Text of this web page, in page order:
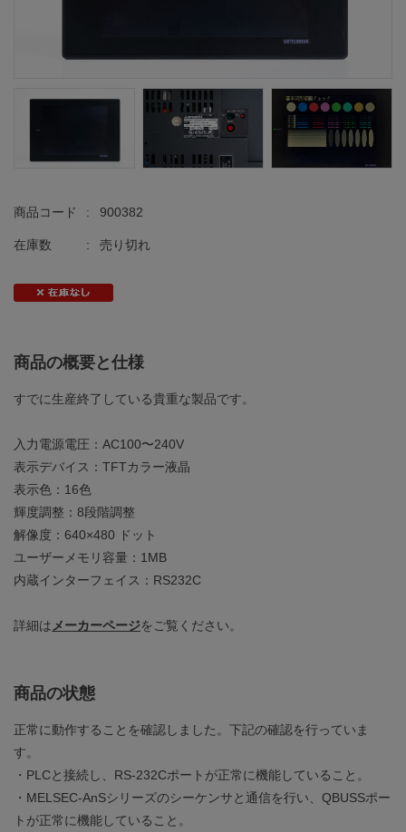
商品コード : 900382
在庫数 : 売り切れ
商品の概要と仕様
すでに生産終了している貴重な製品です。
入力電源電圧：AC100〜240V
表示デバイス：TFTカラー液晶
表示色：16色
輝度調整：8段階調整
解像度：640×480 ドット
ユーザーメモリ容量：1MB
内蔵インターフェイス：RS232C
詳細はメーカーページをご覧ください。
商品の状態
正常に動作することを確認しました。下記の確認を行っていま
す。
・PLCと接続し、RS-232Cポートが正常に機能していること。
・MELSEC-AnSシリーズのシーケンサと通信を行い、QBUSSポー
トが正常に機能していること。